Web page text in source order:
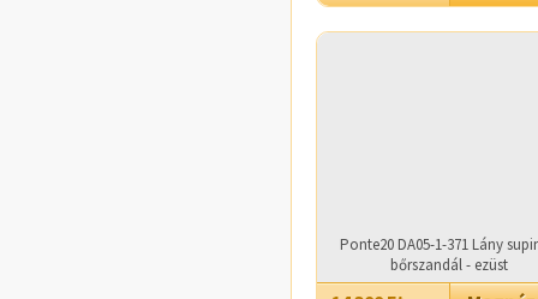
Ponte20 DA05-1-371 Lány
bőrszandál - ezüst